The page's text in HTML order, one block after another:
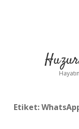
Etiket: